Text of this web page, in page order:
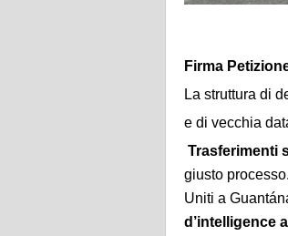
Firma
La struttura di
e di vecchia
Trasferimenti
giusto
Uniti a
d’intelligence